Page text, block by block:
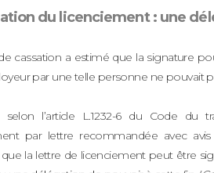
du licenciement : une
cassation a estimé que la signature
par une telle personne ne pouvait
selon l’article L.1232-6 du Code du
par lettre recommandée avec
la lettre de licenciement peut être